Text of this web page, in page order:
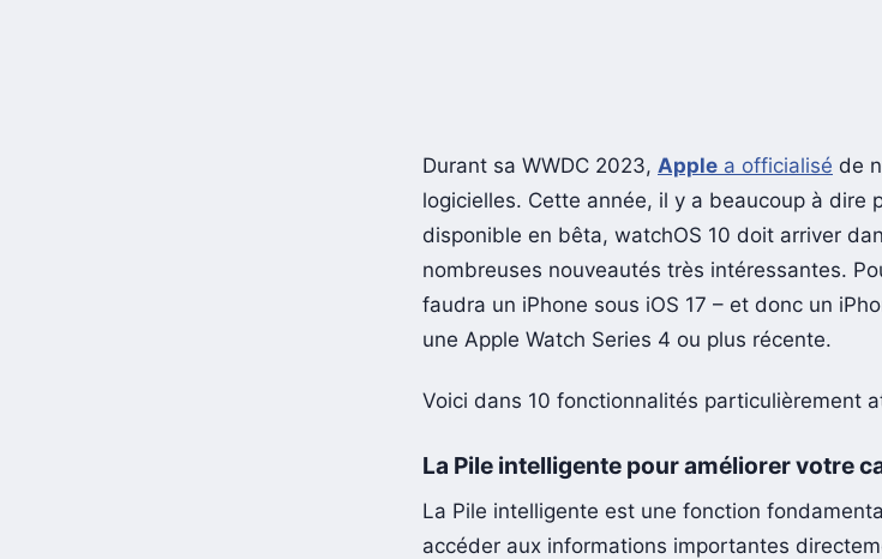
Durant sa WWDC 2023, Apple a officialisé de
logicielles. Cette année, il y a beaucoup à dire
disponible en bêta, watchOS 10 doit arriver
nombreuses nouveautés très intéressantes.
faudra un iPhone sous iOS 17 – et donc un
une Apple Watch Series 4 ou plus récente.
Voici dans 10 fonctionnalités particulièrement
La Pile intelligente pour améliorer votre
La Pile intelligente est une fonction
accéder aux informations importantes